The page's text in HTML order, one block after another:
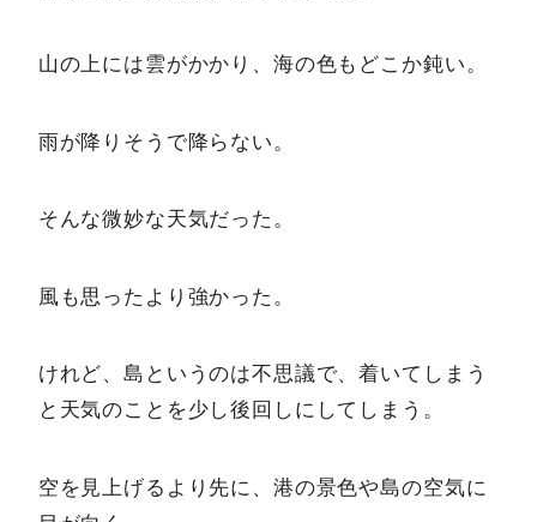
山の上には雲がかかり、海の色もどこか鈍い。
雨が降りそうで降らない。
そんな微妙な天気だった。
風も思ったより強かった。
けれど、島というのは不思議で、着いてしまう
と天気のことを少し後回しにしてしまう。
空を見上げるより先に、港の景色や島の空気に